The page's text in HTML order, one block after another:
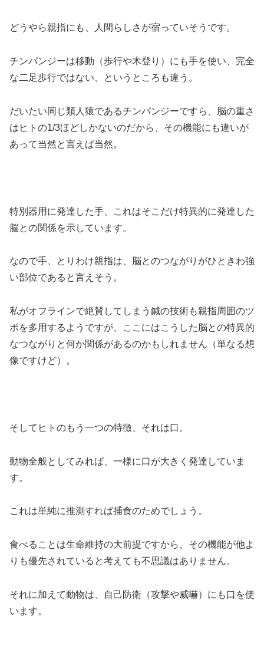
どうやら親指にも、人間らしさが宿っていそうです。
チンパンジーは移動（歩行や木登り）にも手を使い、完全
な二足歩行ではない、というところも違う。
だいたい同じ類人猿であるチンパンジーですら、脳の重さ
はヒトの1/3ほどしかないのだから、その機能にも違いが
あって当然と言えば当然。
特別器用に発達した手、これはそこだけ特異的に発達した
脳との関係を示しています。
なので手、とりわけ親指は、脳とのつながりがひときわ強
い部位であると言えそう。
私がオフラインで絶賛してしまう鍼の技術も親指周囲のツ
ボを多用するようですが、ここにはこうした脳との特異的
なつながりと何か関係があるのかもしれません（単なる想
像ですけど）。
そしてヒトのもう一つの特徴、それは口。
動物全般としてみれば、一様に口が大きく発達していま
す。
これは単純に推測すれば捕食のためでしょう。
食べることは生命維持の大前提ですから、その機能が他よ
りも優先されていると考えても不思議はありません。
それに加えて動物は、自己防衛（攻撃や威嚇）にも口を使
います。